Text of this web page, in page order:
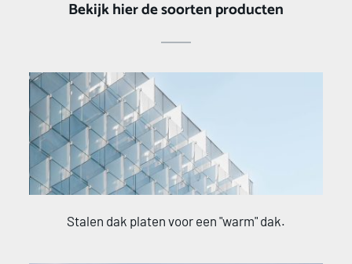
Bekijk hier de soorten producten
Stalen dak platen voor een "warm" dak.